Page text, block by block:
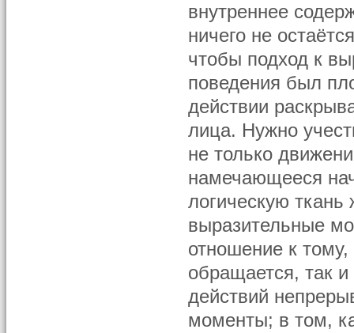
внутреннее
ничего не
чтобы подход к
поведения был
действии
лица. Нужно
не только
намечающееся
логическую ткань
выразительные
отношение к тому,
обращается, так и
действий
моменты; в том,